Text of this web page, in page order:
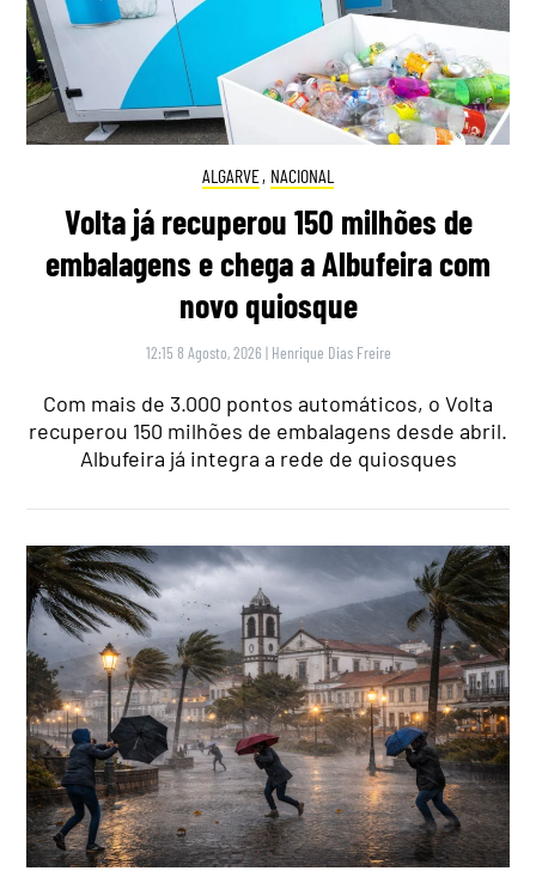
ALGARVE, NACIONAL
Volta já recuperou 150 milhões de
embalagens e chega a Albufeira com
novo quiosque
12:15 8 Agosto, 2026 | Henrique Dias Freire
Com mais de 3.000 pontos automáticos, o Volta
recuperou 150 milhões de embalagens desde abril.
Albufeira já integra a rede de quiosques